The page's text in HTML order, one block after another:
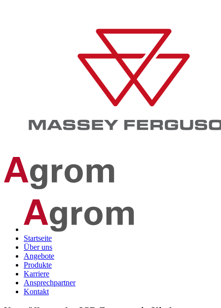
Startseite
Über uns
Angebote
Produkte
Karriere
Ansprechpartner
Kontakt